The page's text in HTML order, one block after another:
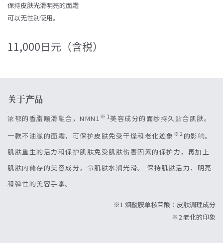
保持皮肤光滑明亮的面霜
可以无性别使用。
11,000日元（含税）
关于产品
浓郁的香脂顺滑融合，NMN1※1美容成分的面纱持久贴合肌肤。
一款不油腻的面霜，可保护皮肤免受干燥和老化迹象 ※2的影响。
肌肤重生的活力和保护肌肤免受肌肤伤害因素的保护力，再加上
肌肤内储存的美容成分，令肌肤水润光滑。 保持肌肤活力、明亮
和弹性的美容手掌。
※1 烟酰胺单核苷酸：皮肤调理成分
※2 老化的印象